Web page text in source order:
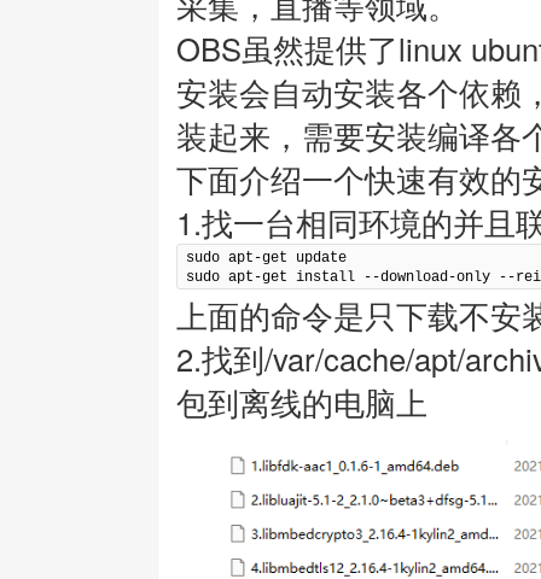
OBS虽然提供了linux
安装会自动安装各个依赖
装起来，需要安装编译各
下面介绍一个快速有效的
1.找一台相同环境的并且
sudo apt-get update
sudo apt-get install --download-only --
上面的命令是只下载不安
2.找到/var/cache/apt/
包到离线的电脑上